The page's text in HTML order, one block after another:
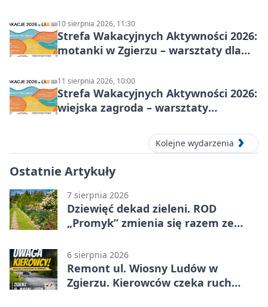
10 sierpnia 2026, 11:30
Strefa Wakacyjnych Aktywności 2026:
motanki w Zgierzu – warsztaty dla
11 sierpnia 2026, 10:00
Strefa Wakacyjnych Aktywności 2026:
wiejska zagroda – warsztaty
Kolejne wydarzenia
Ostatnie Artykuły
7 sierpnia 2026
Dziewięć dekad zieleni. ROD
„Promyk” zmienia się razem ze
6 sierpnia 2026
Remont ul. Wiosny Ludów w
Zgierzu. Kierowców czeka ruch